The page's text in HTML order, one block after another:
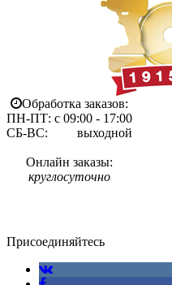
Обработка заказов:
ПН-ПТ: с 09:00 - 17:00
СБ-ВС: выходной
Онлайн заказы:
круглосуточно
Присоединяйтесь